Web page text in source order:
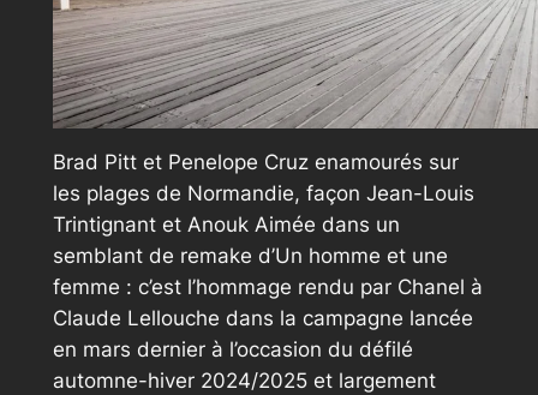
Brad Pitt et Penelope Cruz enamourés sur
les plages de Normandie, façon Jean-Louis
Trintignant et Anouk Aimée dans un
semblant de remake d’Un homme et une
femme : c’est l’hommage rendu par Chanel à
Claude Lellouche dans la campagne lancée
en mars dernier à l’occasion du défilé
automne-hiver 2024/2025 et largement